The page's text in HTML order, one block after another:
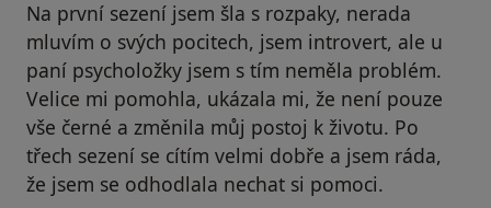
Na první sezení jsem šla s rozpaky, nerada
mluvím o svých pocitech, jsem introvert, ale u
paní psycholožky jsem s tím neměla problém.
Velice mi pomohla, ukázala mi, že není pouze
vše černé a změnila můj postoj k životu. Po
třech sezení se cítím velmi dobře a jsem ráda,
že jsem se odhodlala nechat si pomoci.